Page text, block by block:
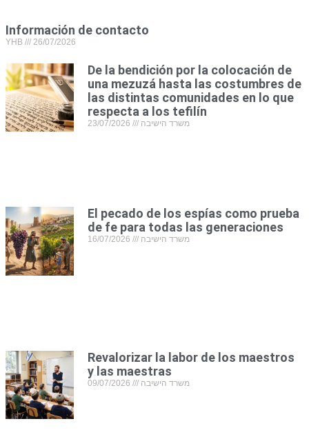
Información de contacto
YHB 26/07/2026
De la bendición por la colocación de
una mezuzá hasta las costumbres de
las distintas comunidades en lo que
respecta a los tefilín
משרד הישיבה 23/07/2026
El pecado de los espías como prueba
de fe para todas las generaciones
משרד הישיבה 16/07/2026
Revalorizar la labor de los maestros
y las maestras
משרד הישיבה 09/07/2026